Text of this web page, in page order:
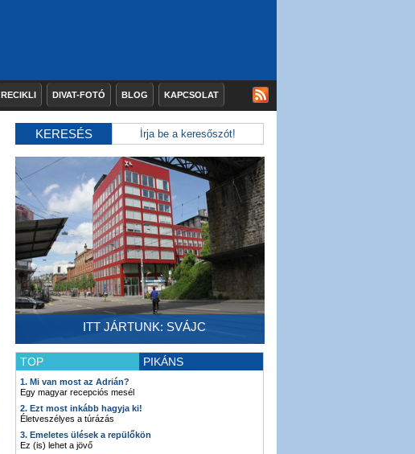
RECIKLI DIVAT-FOTÓ BLOG KAPCSOLAT
KERESÉS
ITT JÁRTUNK: SVÁJC
TOP PIKÁNS
1. Mi van most az Adrián?
Egy magyar recepciós mesél
2. Ezt most inkább hagyja ki!
Életveszélyes a túrázás
3. Emeletes ülések a repülőkön
Ez (is) lehet a jövő